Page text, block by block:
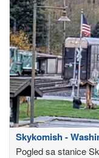
Skykomish -
Pogled sa stanice